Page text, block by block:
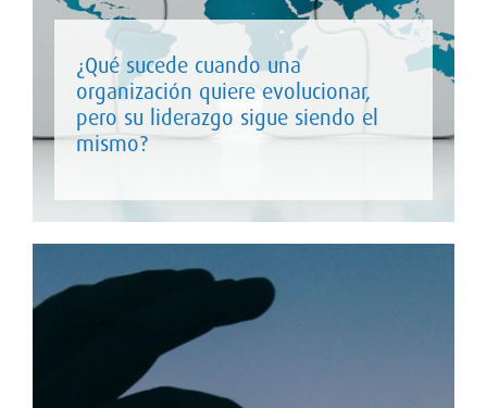
¿Qué sucede cuando una
organización quiere evolucionar,
pero su liderazgo sigue siendo el
mismo?